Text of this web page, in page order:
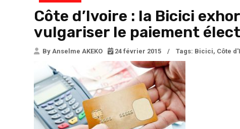
Côte d’Ivoire : la Bicici
vulgariser le paiement
By Anselme AKEKO 24 février 2015 / Tags: Bicici, Côte